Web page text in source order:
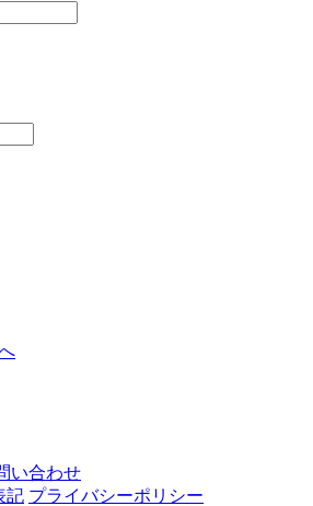
い合わせ
記 プライバシーポリシー